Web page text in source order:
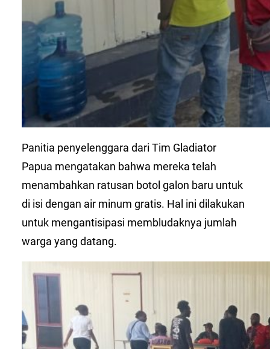
Panitia penyelenggara dari Tim Gladiator
Papua mengatakan bahwa mereka telah
menambahkan ratusan botol galon baru untuk
di isi dengan air minum gratis. Hal ini dilakukan
untuk mengantisipasi membludaknya jumlah
warga yang datang.